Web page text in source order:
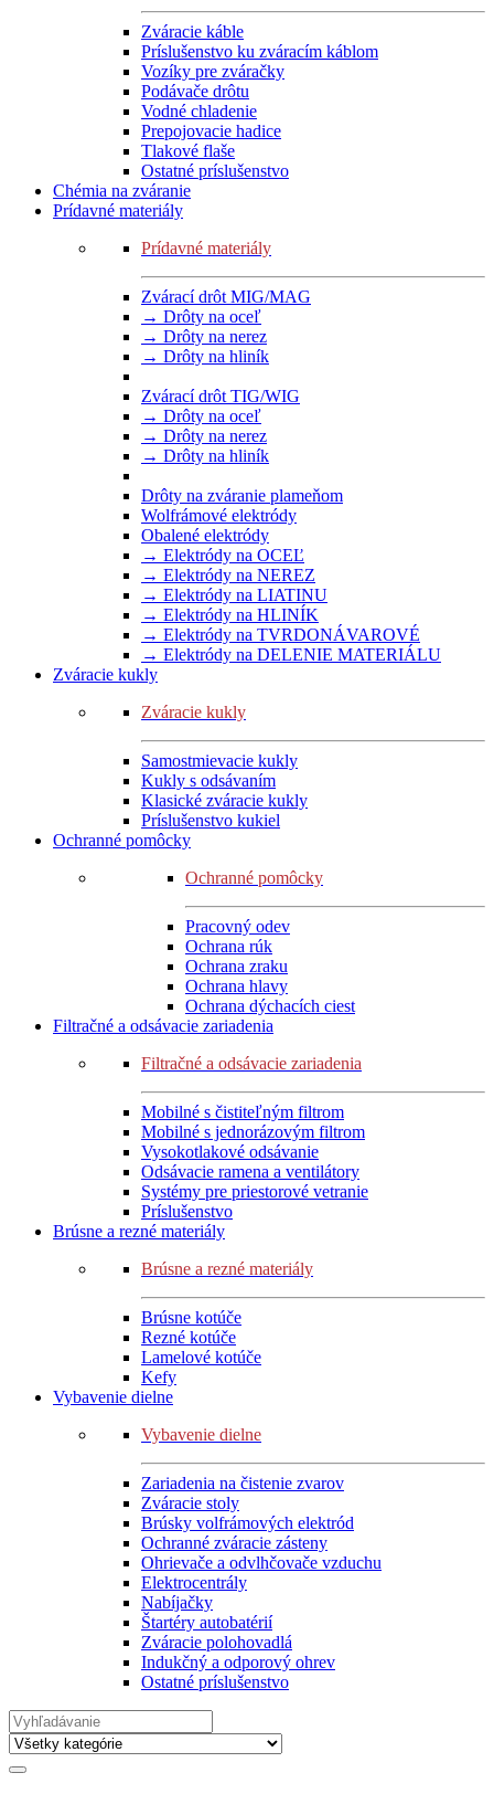
Zváracie káble
Príslušenstvo ku zváracím káblom
Vozíky pre zváračky
Podávače drôtu
Vodné chladenie
Prepojovacie hadice
Tlakové flaše
Ostatné príslušenstvo
Chémia na zváranie
Prídavné materiály
Prídavné materiály
Zvárací drôt MIG/MAG
→ Drôty na oceľ
→ Drôty na nerez
→ Drôty na hliník
Zvárací drôt TIG/WIG
→ Drôty na oceľ
→ Drôty na nerez
→ Drôty na hliník
Drôty na zváranie plameňom
Wolfrámové elektródy
Obalené elektródy
→ Elektródy na OCEĽ
→ Elektródy na NEREZ
→ Elektródy na LIATINU
→ Elektródy na HLINÍK
→ Elektródy na TVRDONÁVAROVÉ
→ Elektródy na DELENIE MATERIÁLU
Zváracie kukly
Zváracie kukly
Samostmievacie kukly
Kukly s odsávaním
Klasické zváracie kukly
Príslušenstvo kukiel
Ochranné pomôcky
Ochranné pomôcky
Pracovný odev
Ochrana rúk
Ochrana zraku
Ochrana hlavy
Ochrana dýchacích ciest
Filtračné a odsávacie zariadenia
Filtračné a odsávacie zariadenia
Mobilné s čistiteľným filtrom
Mobilné s jednorázovým filtrom
Vysokotlakové odsávanie
Odsávacie ramena a ventilátory
Systémy pre priestorové vetranie
Príslušenstvo
Brúsne a rezné materiály
Brúsne a rezné materiály
Brúsne kotúče
Rezné kotúče
Lamelové kotúče
Kefy
Vybavenie dielne
Vybavenie dielne
Zariadenia na čistenie zvarov
Zváracie stoly
Brúsky volfrámových elektród
Ochranné zváracie zásteny
Ohrievače a odvlhčovače vzduchu
Elektrocentrály
Nabíjačky
Štartéry autobatérií
Zváracie polohovadlá
Indukčný a odporový ohrev
Ostatné príslušenstvo
Search
for: